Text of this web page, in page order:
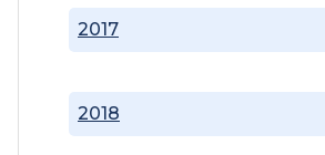
2017
2018